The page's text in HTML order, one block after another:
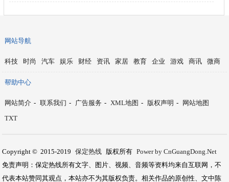
网站导航
科技 时尚 汽车 娱乐 财经 资讯 家居 教育 企业 游戏 商讯 微商
帮助中心
网站简介 - 联系我们 - 广告服务 - XML地图 - 版权声明 -
网站地图
TXT
Copyright © 2015-2019 保定热线 版权所有 Power by CnGuangDong.Net
免责声明：保定热线所有文字、图片、视频、音频等资料均来自互联网，不
代表本站赞同其观点，本站亦不为其版权负责。相关作品的原创性、文中陈